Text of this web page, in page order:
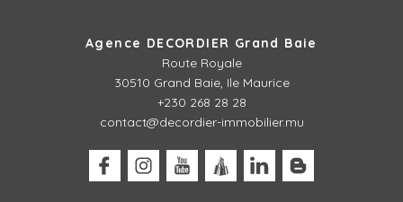
Agence DECORDIER Grand Baie
Route Royale
30510 Grand Baie, Ile Maurice
+230 268 28 28
contact@decordier-immobilier.mu